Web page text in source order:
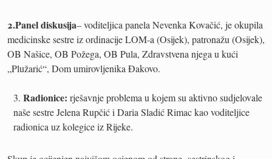
2.Panel diskusija– voditeljica panela Nevenka Kovačić, je okupila
medicinske sestre iz ordinacije LOM-a (Osijek), patronažu (Osijek),
OB Našice, OB Požega, OB Pula, Zdravstvena njega u kući
„Plužarić“, Dom umirovljenika Đakovo.
Radionice: rješavnje problema u kojem su aktivno sudjelovale
naše sestre Jelena Rupčić i Daria Sladić Rimac kao voditeljice
radionica uz kolegice iz Rijeke.